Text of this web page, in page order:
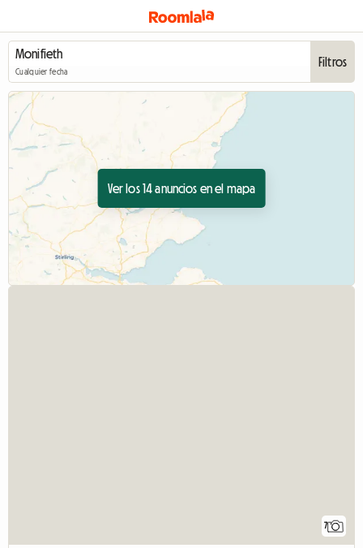
Cualquier fecha
Filtros
Ver los 14 anuncios en el mapa
7